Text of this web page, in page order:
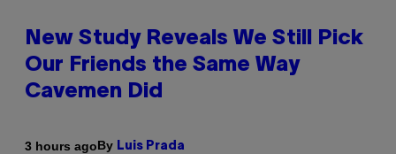
New Study Reveals We Still Pick
Our Friends the Same Way
Cavemen Did
3 hours agoBy Luis Prada